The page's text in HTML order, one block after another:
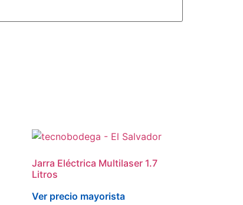
Jarra Eléctrica Multilaser 1.7
Litros
Ver precio mayorista